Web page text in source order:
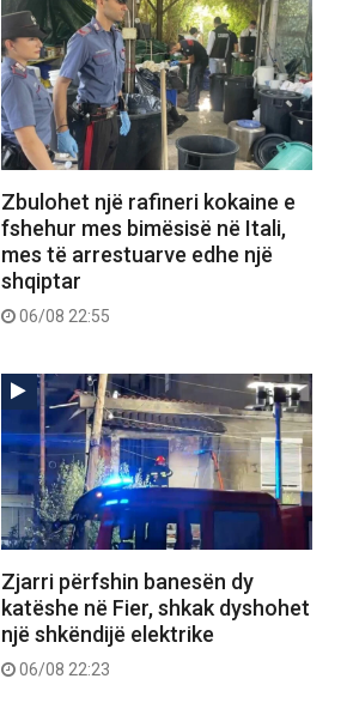
Zbulohet një rafineri kokaine e
fshehur mes bimësisë në Itali,
mes të arrestuarve edhe një
shqiptar
06/08 22:55
Zjarri përfshin banesën dy
katëshe në Fier, shkak dyshohet
një shkëndijë elektrike
06/08 22:23